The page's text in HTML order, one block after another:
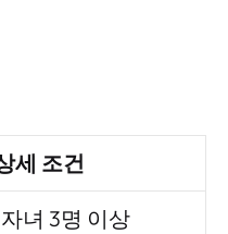
세 조건
녀 3명 이상